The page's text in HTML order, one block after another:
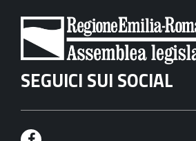
SEGUICI SUI SOCIAL